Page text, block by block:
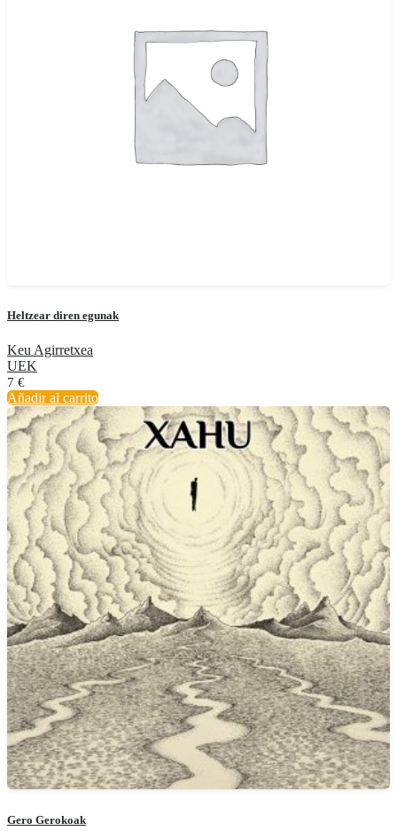
Heltzear diren egunak
Keu Agirretxea
UEK
7 €
Añadir al carrito
Gero Gerokoak